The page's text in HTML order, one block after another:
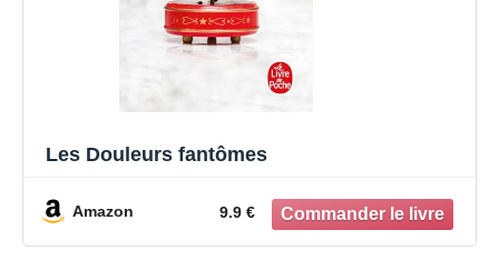
Les Douleurs fantômes
Amazon 9.9 €